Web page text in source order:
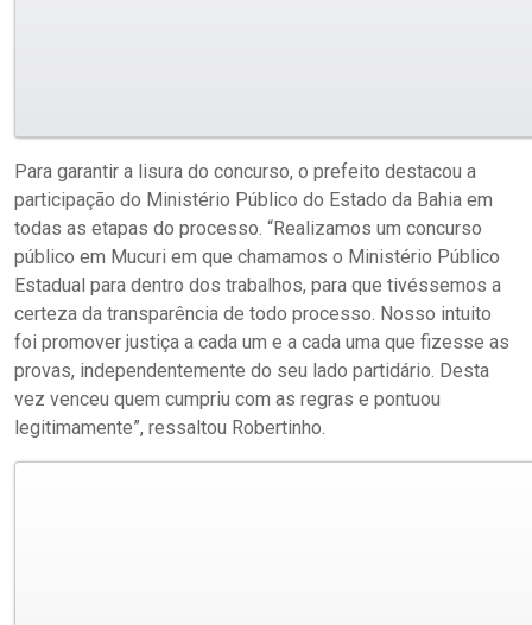
Para garantir a lisura do concurso, o prefeito destacou a
participação do Ministério Público do Estado da Bahia em
todas as etapas do processo. “Realizamos um concurso
público em Mucuri em que chamamos o Ministério Público
Estadual para dentro dos trabalhos, para que tivéssemos a
certeza da transparência de todo processo. Nosso intuito
foi promover justiça a cada um e a cada uma que fizesse as
provas, independentemente do seu lado partidário. Desta
vez venceu quem cumpriu com as regras e pontuou
legitimamente”, ressaltou Robertinho.